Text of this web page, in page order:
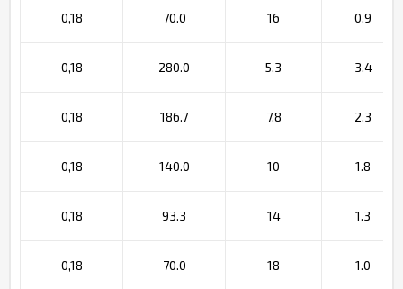
0,18 70.0 16 0.9
0,18 280.0 5.3 3.4
0,18 186.7 7.8 2.3
0,18 140.0 10 1.8
0,18 93.3 14 1.3
0,18 70.0 18 1.0